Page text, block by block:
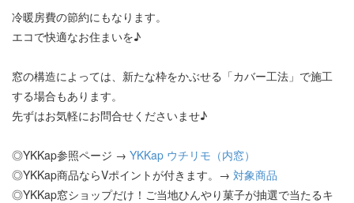
冷暖房費の節約にもなります。
エコで快適なお住まいを♪
窓の構造によっては、新たな枠をかぶせる「カバー工法」で施工
する場合もあります。
先ずはお気軽にお問合せくださいませ♪
◎YKKap参照ページ → YKKap ウチリモ（内窓）
◎YKKap商品ならVポイントが付きます。→ 対象商品
◎YKKap窓ショップだけ！ご当地ひんやり菓子が抽選で当たるキ